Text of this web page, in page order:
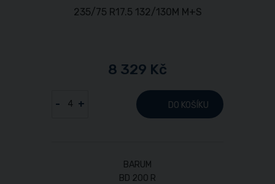
8 329 Kč
- + DO KOŠÍKU
BARUM
BD 200 R